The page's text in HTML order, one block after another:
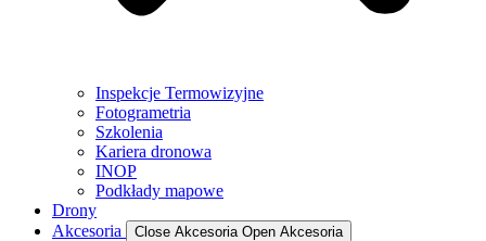
Inspekcje Termowizyjne
Fotogrametria
Szkolenia
Kariera dronowa
INOP
Podkłady mapowe
Drony
Akcesoria
Close Akcesoria Open Akcesoria